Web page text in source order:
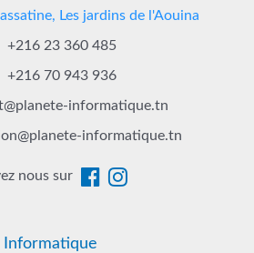
Les jardins de l'Aouina
+216 23 360 485
+216 70 943 936
informatique.tn
informatique.tn
nous sur
Informatique